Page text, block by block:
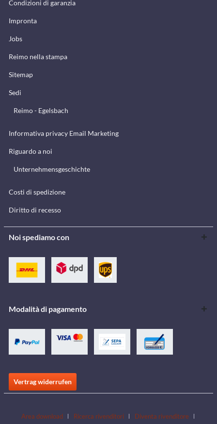
Condizioni di garanzia
Impronta
Jobs
Reimo nella stampa
Sitemap
Sedi
Reimo - Egelsbach
Informativa privacy Email Marketing
Riguardo a noi
Unternehmensgeschichte
Costi di spedizione
Diritto di recesso
Noi spediamo con
Modalità di pagamento
Vertrag widerrufen
Area download Ricerca rivenditori Diventa rivenditore